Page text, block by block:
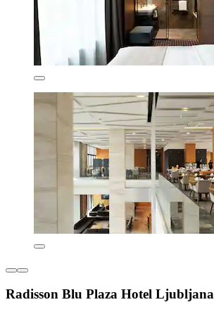
Radisson Blu Plaza Hotel Ljubljana